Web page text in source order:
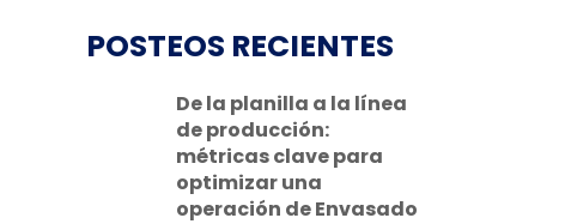
POSTEOS RECIENTES
De la planilla a la línea
de producción:
métricas clave para
optimizar una
operación de Envasado